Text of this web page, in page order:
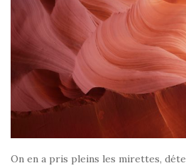
On en a pris pleins les mirettes,